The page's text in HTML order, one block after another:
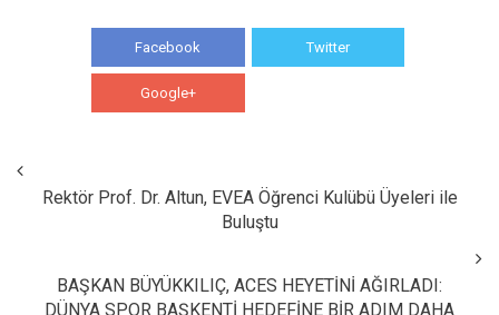
Facebook Twitter
Google+
Rektör Prof. Dr. Altun, EVEA Öğrenci Kulübü Üyeleri ile
Buluştu
BAŞKAN BÜYÜKKILIÇ, ACES HEYETİNİ AĞIRLADI:
DÜNYA SPOR BAŞKENTİ HEDEFİNE BİR ADIM DAHA